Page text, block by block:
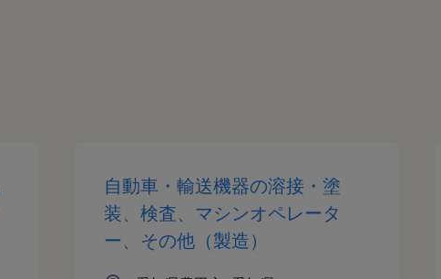
自動車・輸送機器の溶接・塗
装、検査、マシンオペレータ
ー、その他（製造）